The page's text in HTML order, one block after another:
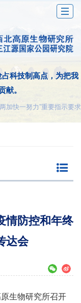
科技制高点，为把我
献。
加快一努力”重要指示要求
情防控和年终
达会
生物研究所召开